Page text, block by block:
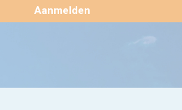
Aanmelden ×